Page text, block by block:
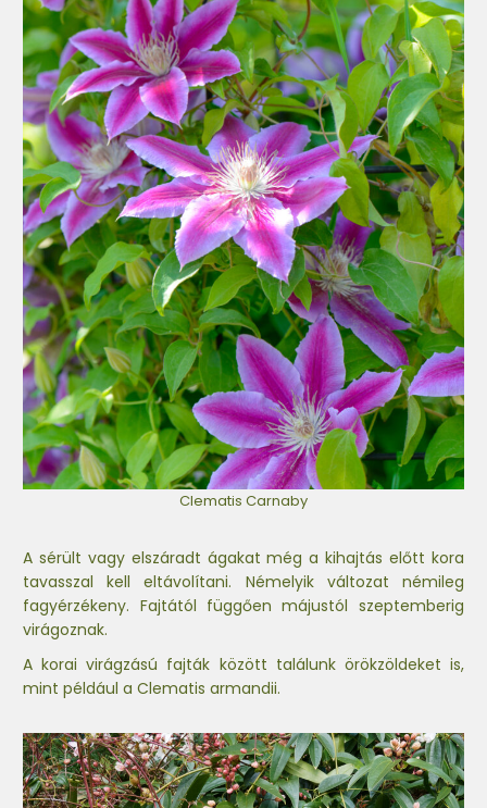
Clematis Carnaby
A sérült vagy elszáradt ágakat még a kihajtás előtt kora
tavasszal kell eltávolítani. Némelyik változat némileg
fagyérzékeny. Fajtától függően májustól szeptemberig
virágoznak.
A korai virágzású fajták között találunk örökzöldeket is,
mint például a Clematis armandii.